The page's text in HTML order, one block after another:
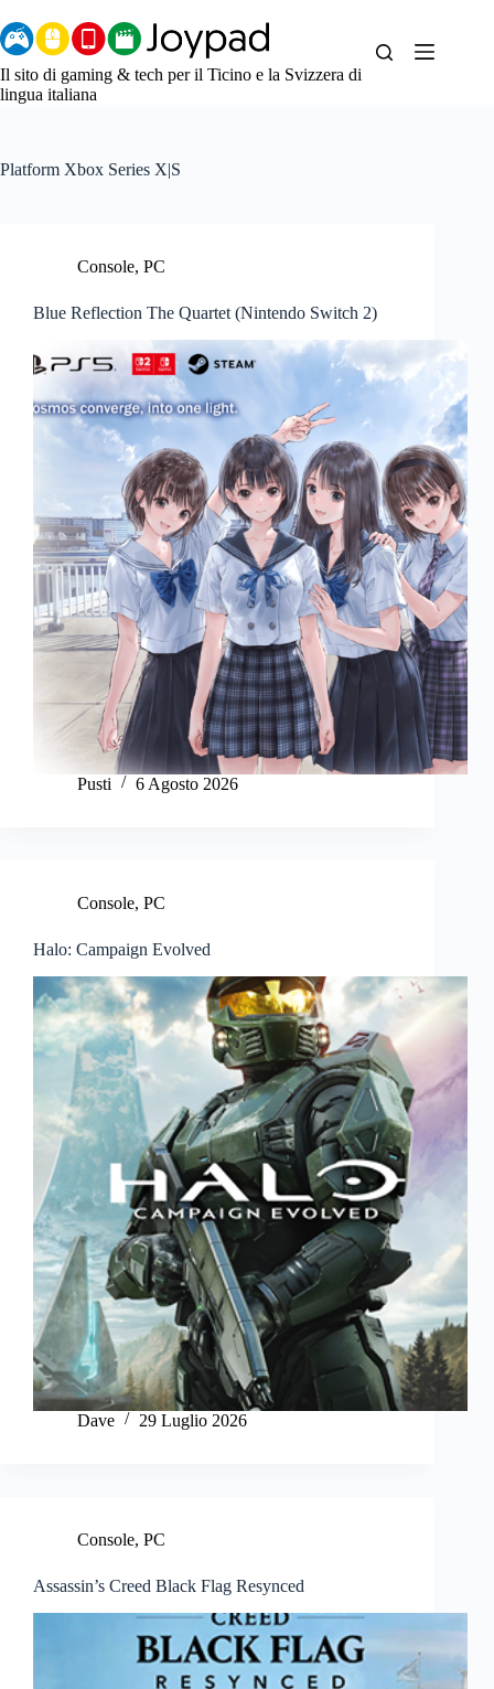
al
contenuto
Il sito di gaming & tech per il Ticino e la Svizzera di
lingua italiana
Platform Xbox Series X|S
Console, PC
Blue Reflection The Quartet (Nintendo Switch 2)
Pusti 6 Agosto 2026
Console, PC
Halo: Campaign Evolved
Dave 29 Luglio 2026
Console, PC
Assassin’s Creed Black Flag Resynced